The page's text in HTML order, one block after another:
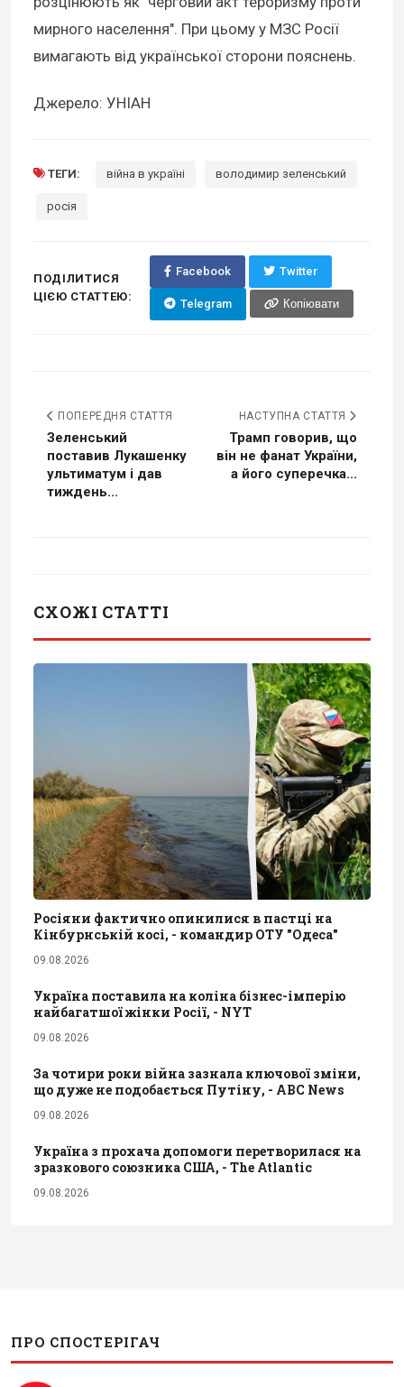
мирного населення". При цьому у МЗС Росії
вимагають від української сторони пояснень.
Джерело: УНІАН
ТЕГИ: війна в україні володимир зеленський
росія
ПОДІЛИТИСЯ
ЦІЄЮ СТАТТЕЮ:
Facebook Twitter
Telegram Копіювати
ПОПЕРЕДНЯ СТАТТЯ
Зеленський
поставив Лукашенку
ультиматум і дав
тиждень...
НАСТУПНА СТАТТЯ
Трамп говорив, що
він не фанат України,
а його суперечка...
СХОЖІ СТАТТІ
Росіяни фактично опинилися в пастці на
Кінбурнській косі, - командир ОТУ "Одеса"
09.08.2026
Україна поставила на коліна бізнес-імперію
найбагатшої жінки Росії, - NYT
09.08.2026
За чотири роки війна зазнала ключової зміни,
що дуже не подобається Путіну, - ABC News
09.08.2026
Україна з прохача допомоги перетворилася на
зразкового союзника США, - The Atlantic
09.08.2026
ПРО СПОСТЕРІГАЧ